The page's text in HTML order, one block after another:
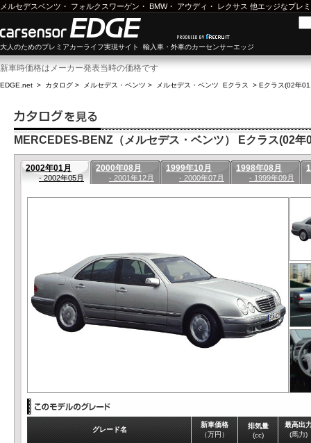
メルセデスベンツ ・ フォルクスワーゲン ・ BMW・ アウディ ・ レクサス 他エッジなプレ
大人のためのプレミアカーライフ実現サイト 輸入車・外車のカーセンサーエッジ
新車時価格はメーカー発表当時の価格です
EDGE.net > カタログ > メルセデス・ベンツ > メルセデス・ベンツ Eクラス > Eクラス(02年
MERCEDES-BENZ（メルセデス・ベンツ） Eクラス(02年
2002年01月
- 2002年05月
2000年08月
- 2001年12月
1999年10月
- 2000年07月
1998年08月
- 1999年09月
グレード名
新車価格
（万円）
排気量
(cc)
最高出
(馬力)